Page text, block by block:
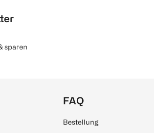
sparen
FAQ
Bestellung